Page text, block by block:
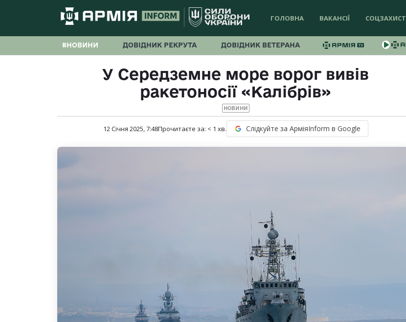
ГОЛОВНА ВАКАНСІЇ СОЦЗАХИСТ
#НОВИНИ ДОВІДНИК РЕКРУТА ДОВІДНИК ВЕТЕРАНА
У Середземне море ворог вивів
ракетоносії «Калібрів»
НОВИНИ
12 Січня 2025, 7:48Прочитаєте за: < 1 хв. Слідкуйте за АрміяInform в Google